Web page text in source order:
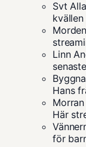
Svt
kvällen
Linn
Hans
Här
för